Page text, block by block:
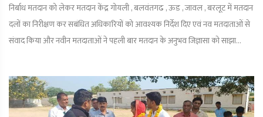
निर्बाध मतदान को लेकर मतदान केंद्र गोयली , बलवंतगढ , ऊड , जावल , बरलूट में मतदान
दलों का निरीक्षण कर सबंधित अधिकारियों को आवश्यक निर्देश दिए एवं नव मतदाताओं से
संवाद किया और नवीन मतदाताओं ने पहली बार मतदान के अनुभव जिज्ञासा को साझा...